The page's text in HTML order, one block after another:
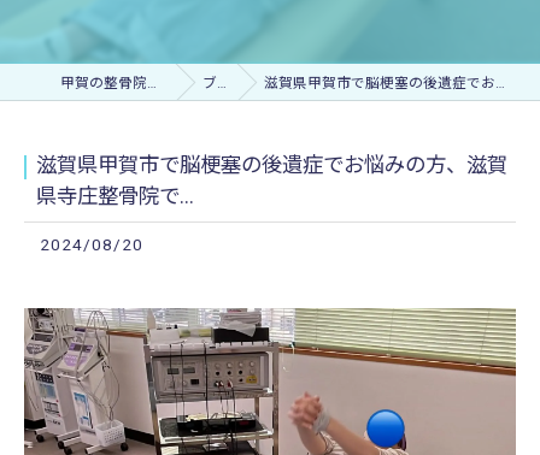
甲賀の整骨院なら寺庄整骨院 ブログ 滋賀県甲賀市で脳梗塞の後遺症でお悩みの方、滋賀県寺庄整骨院で...
滋賀県甲賀市で脳梗塞の後遺症でお悩みの方、滋賀
県寺庄整骨院で...
2024/08/20